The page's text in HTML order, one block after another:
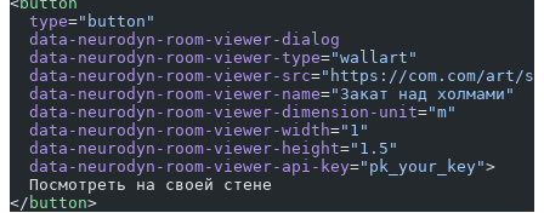
  type
="button"
  data-neurodyn-room-viewer-dialog
  data-neurodyn-room-viewer-type
="wallart"
  data-neurodyn-room-viewer-src
="https://com.com/art/
  data-neurodyn-room-viewer-name
="Закат над холмами"
  data-neurodyn-room-viewer-dimension-unit
="m"
  data-neurodyn-room-viewer-width
="1"
  data-neurodyn-room-viewer-height
="1.5"
  data-neurodyn-room-viewer-api-key
="pk_your_key">
  Посмотреть на своей стене
</ button>